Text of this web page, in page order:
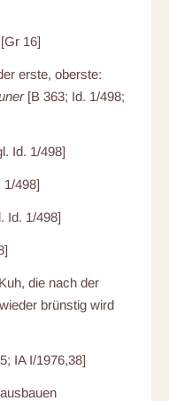
16]
erste, oberste:
[B 363; Id. 1/498;
Id. 1/498]
1/498]
Id. 1/498]
die nach der
brünstig wird
IA I/1976,38]